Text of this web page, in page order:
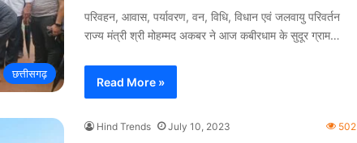
छत्तीसगढ़
परिवहन, आवास, पर्यावरण, वन, विधि, विधान एवं जलवायु परिवर्तन
राज्य मंत्री श्री मोहम्मद अकबर ने आज कबीरधाम के सुदूर ग्राम…
Read More »
Hind Trends July 10, 2023 502